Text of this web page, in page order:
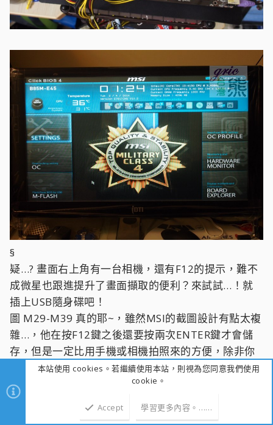
§
疑…? 畫面右上角有一台相機，還有F12的提示，難不
成微星也跟進提升了畫面擷取的便利？來試試…！就
插上USB隨身碟吧！
圖 M29-M39 真的耶~，雖然MSI的截圖設計有點太複
雜…，他在按F12鍵之後還要按兩次ENTER鍵才會儲
存，但是一定比用手機或相機拍照來的方便，除非你
只拍一張然後馬上用手機寄送給別人，不然相信這樣
的功能對玩家或是MIS一定是有幫助的。
本站使用 cookies。若繼續使用本站，則視為您同意我們使用
cookie。
Accept 學習更多內容。……